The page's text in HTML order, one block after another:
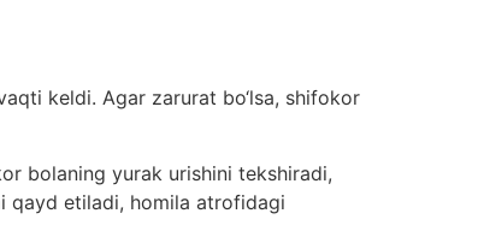
keldi. Agar zarurat bo‘lsa, shifokor
bolaning yurak urishini tekshiradi,
qayd etiladi, homila atrofidagi